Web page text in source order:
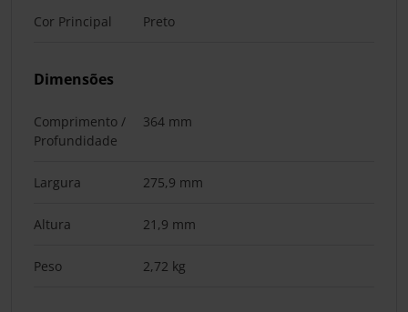
Cor Principal Preto
Dimensões
Comprimento /
Profundidade
364 mm
Largura 275,9 mm
Altura 21,9 mm
Peso 2,72 kg